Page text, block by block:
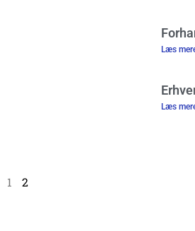
Læs
Læs
1 2